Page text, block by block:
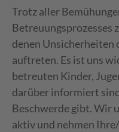
Trotz aller
Betreuungsprozesses
denen
auftreten. Es ist uns
betreuten Kinder,
darüber informiert
Beschwerde gibt. Wir
aktiv und nehmen